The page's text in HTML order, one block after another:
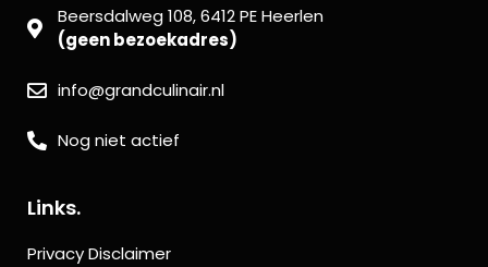
Beersdalweg 108, 6412 PE Heerlen
(geen bezoekadres)
info@grandculinair.nl
Nog niet actief
Links.
Privacy Disclaimer